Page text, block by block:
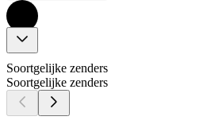
Soortgelijke zenders
Soortgelijke zenders